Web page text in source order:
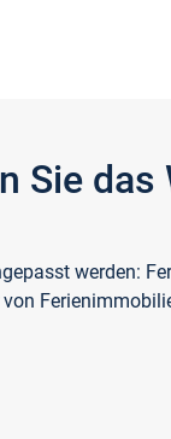
Sie das
werden: